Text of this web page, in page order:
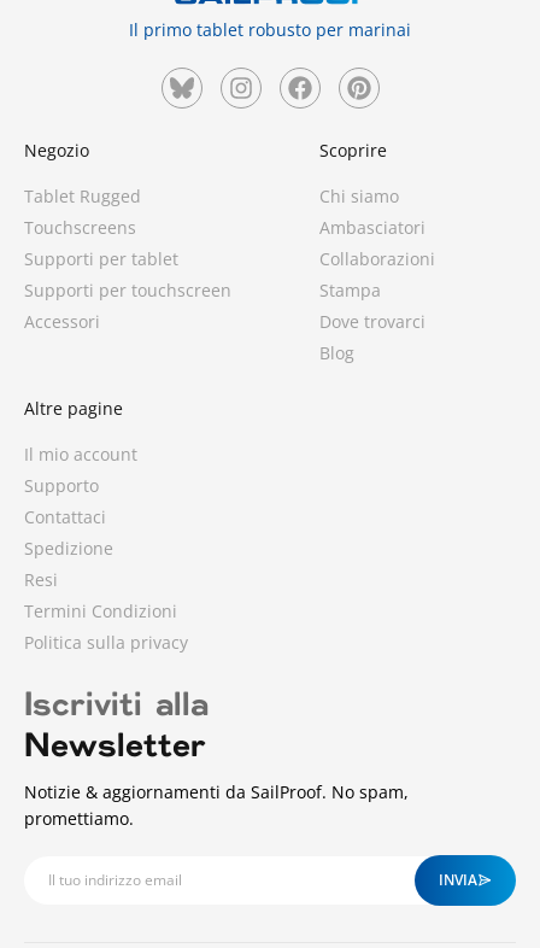
Il primo tablet robusto per marinai
Negozio
Tablet Rugged
Touchscreens
Supporti per tablet
Supporti per touchscreen
Accessori
Scoprire
Chi siamo
Ambasciatori
Collaborazioni
Stampa
Dove trovarci
Blog
Altre pagine
Il mio account
Supporto
Contattaci
Spedizione
Resi
Termini Condizioni
Politica sulla privacy
Iscriviti alla
Newsletter
Notizie & aggiornamenti da SailProof. No spam,
promettiamo.
INVIA